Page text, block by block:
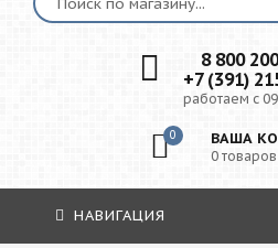
8 800
+7 (391)
работаем с
0 ВАША
0
НАВИГАЦИЯ